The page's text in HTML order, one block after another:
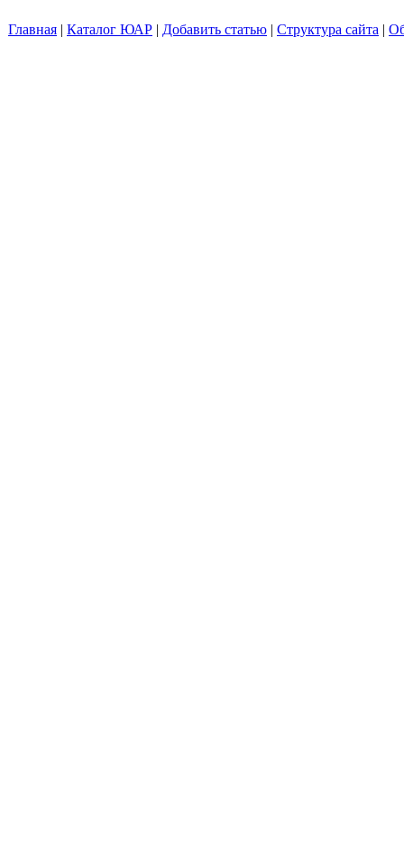
Главная | Каталог ЮАР | Добавить статью | Структура сайта |